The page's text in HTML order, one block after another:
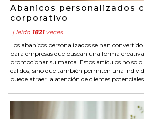
Abanicos personalizados
corporativo
| leído 1821veces
Los abanicos personalizados se han
para empresas que buscan una forma
promocionar su marca. Estos artículos no
cálidos, sino que también permiten una
puede atraer la atención de clientes potenciales.